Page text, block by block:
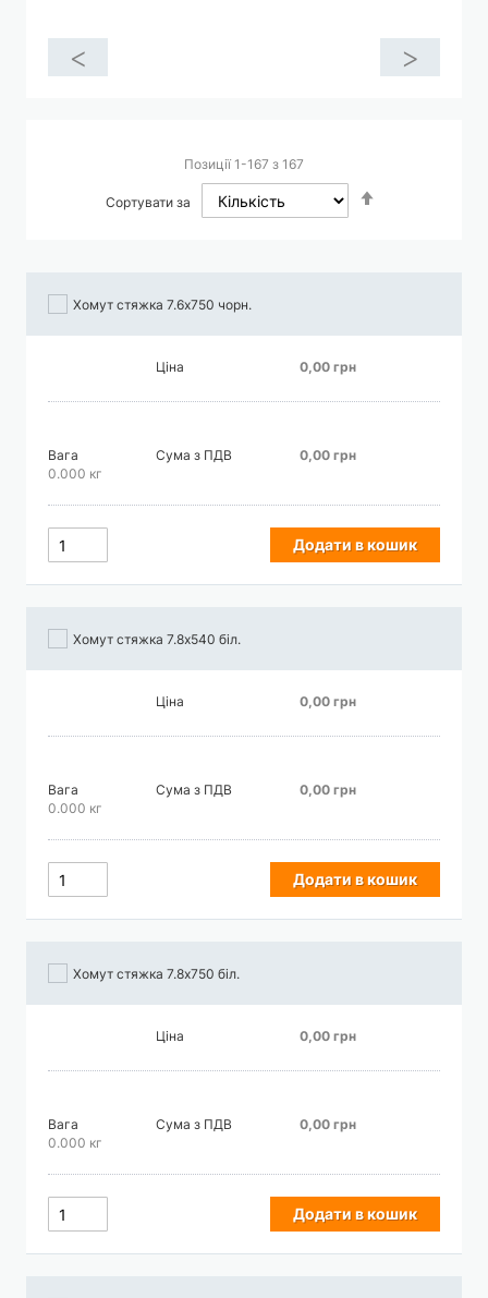
< >
Позиції1 -167 з 167
Сортувати за
Хомут стяжка 7.6х750 чорн.
Ціна 0,00 грн
Вага
0.000 кг
Сума з ПДВ 0,00 грн
Додати в кошик
Хомут стяжка 7.8х540 біл.
Ціна 0,00 грн
Вага
0.000 кг
Сума з ПДВ 0,00 грн
Додати в кошик
Хомут стяжка 7.8х750 біл.
Ціна 0,00 грн
Вага
0.000 кг
Сума з ПДВ 0,00 грн
Додати в кошик